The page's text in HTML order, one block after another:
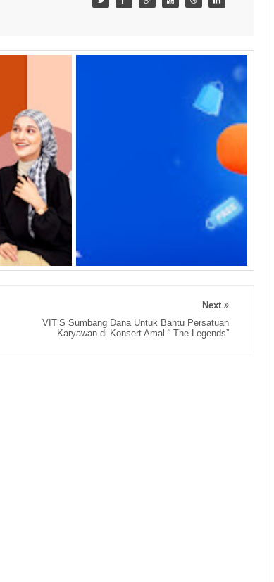
Next
VIT’S Sumbang Dana Untuk Bantu Persatuan
Karyawan di Konsert Amal “ The Legends”